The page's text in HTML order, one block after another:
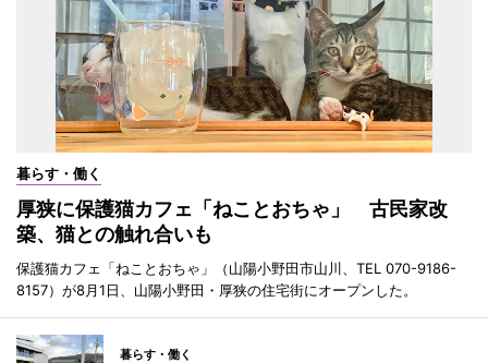
暮らす・働く
厚狭に保護猫カフェ「ねことおちゃ」 古民家改
築、猫との触れ合いも
保護猫カフェ「ねことおちゃ」（山陽小野田市山川、TEL 070-9186-
8157）が8月1日、山陽小野田・厚狭の住宅街にオープンした。
暮らす・働く